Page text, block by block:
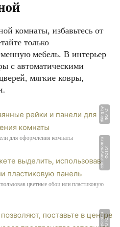
комнаты, избавьтесь от
только
мебель. В интерьер
с автоматическими
мягкие ковры,
Ф
О
Т
О:
d
ki
n
g.
b
y
для оформления комнаты
Ф
О
Т
О:
c
d
n.i
n
m
y
r
o
o
m.
r
u
цветные обои или пластиковую
Ф
О
Т
О:
e
v
r
o
pl
a
s
t.
r